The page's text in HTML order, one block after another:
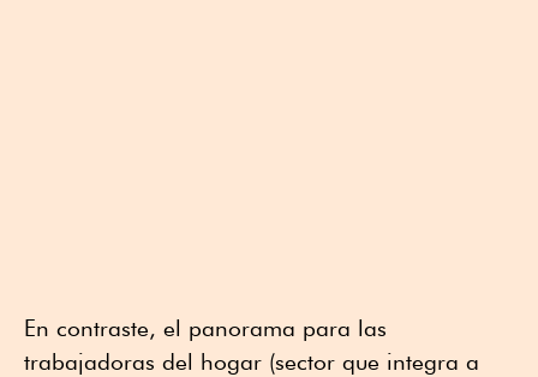
En contraste, el panorama para las
trabajadoras del hogar (sector que integra a